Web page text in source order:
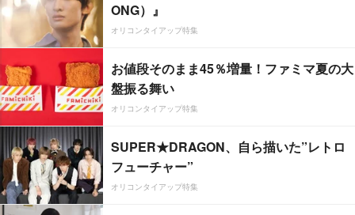
ONG）』
オリコンタイアップ特集
お値段そのまま45％増量！ファミマ夏の大
盤振る舞い
オリコンタイアップ特集
SUPER★DRAGON、自ら描いた”レトロ
フューチャー”
オリコンタイアップ特集